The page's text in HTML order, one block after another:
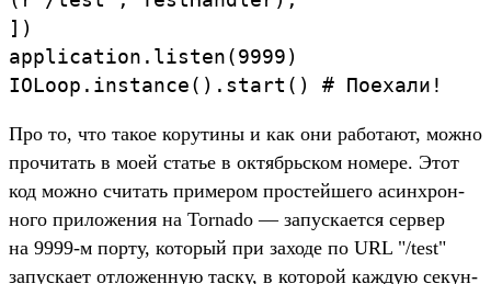
] )
application . listen(9999)
IOLoop . instance() . start ( ) # Поехали!
Про то, что такое корути­ны и как они работа­ют, мож­но
про­читать в моей статье в октябрь­ском номере. Этот
код мож­но счи­тать при­мером прос­тей­шего асин­хрон­
ного при­ложе­ния на Tornado — запус­кает­ся сер­вер
на 9999-м пор­ту, который при заходе по URL "/test"
запус­кает отло­жен­ную тас­ку, в которой каж­дую секун­